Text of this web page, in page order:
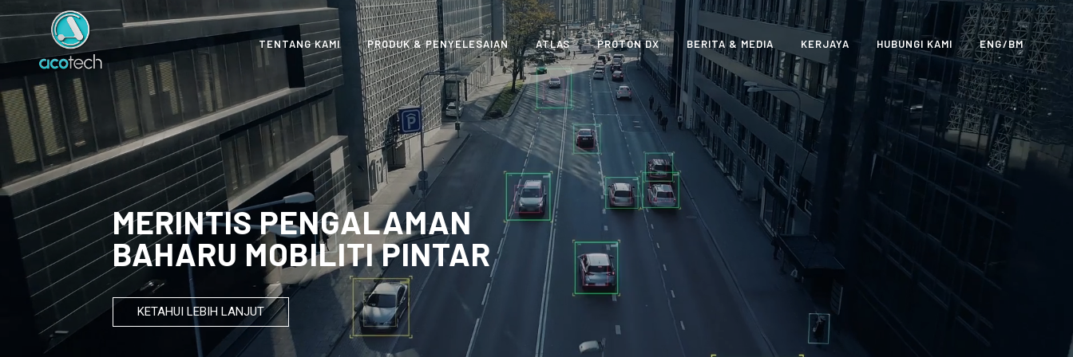
TENTANG KAMI PRODUK & PENYELESAIAN ATLAS PROTON DX BERITA & MEDIA KERJAYA HUBUNGI KAMI ENG BM
MERINTIS PENGALAMAN
BAHARU MOBILITI PINTAR
KETAHUI LEBIH LANJUT